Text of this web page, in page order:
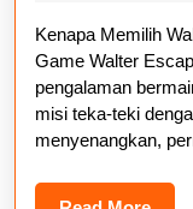
Kenapa Memilih
Game Walter
pengalaman
misi teka-teki
menyenangkan,